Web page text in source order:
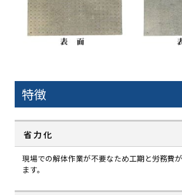
特徴
省力化
現場での解体作業が不要なため工期と労務費
ます。